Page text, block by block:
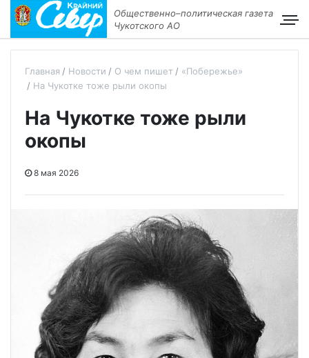
Общественно–политическая газета
Чукотского АО
Главная Новости О чем пишет
«Побережье»
На Чукотке тоже рыли окопы
На Чукотке тоже рыли
окопы
8 мая 2026